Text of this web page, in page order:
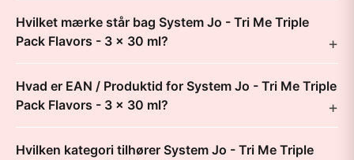
Hvilket mærke står bag System Jo - Tri Me Triple
Pack Flavors - 3 x 30 ml?
Hvad er EAN / Produktid for System Jo - Tri Me Triple
Pack Flavors - 3 x 30 ml?
Hvilken kategori tilhører System Jo - Tri Me Triple